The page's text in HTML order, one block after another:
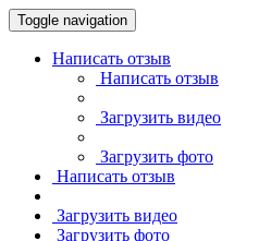
Toggle navigation
Написать отзыв
Написать отзыв
Загрузить видео
Загрузить фото
Написать отзыв
Загрузить видео
Загрузить фото